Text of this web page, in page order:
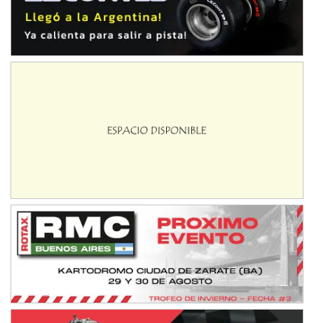
Avellaneda (Santa Fe)
SUR SANTAFESINO - F4
Rufino (Santa Fe)